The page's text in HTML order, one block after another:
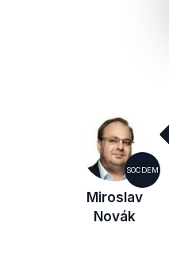
SOCDEM
Miroslav
Novák